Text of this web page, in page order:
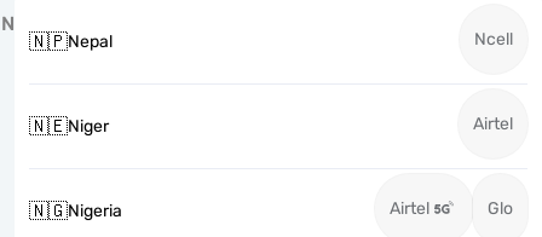
N
🇳🇵Nepal Ncell
🇳🇪Niger Airtel
🇳🇬Nigeria Airtel Glo